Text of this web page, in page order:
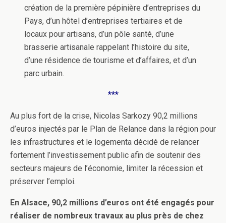
création de la première pépinière d’entreprises du
Pays, d’un hôtel d’entreprises tertiaires et de
locaux pour artisans, d’un pôle santé, d’une
brasserie artisanale rappelant l’histoire du site,
d’une résidence de tourisme et d’affaires, et d’un
parc urbain.
***
Au plus fort de la crise, Nicolas Sarkozy 90,2 millions
d’euros injectés par le Plan de Relance dans la région pour
les infrastructures et le logementa décidé de relancer
fortement l’investissement public afin de soutenir des
secteurs majeurs de l’économie, limiter la récession et
préserver l’emploi.
En Alsace, 90,2 millions d’euros ont été engagés pour
réaliser de nombreux travaux au plus près de chez